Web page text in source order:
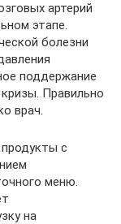
артерий
этапе.
болезни
поддержание
Правильно
врач.
с
меню.
на